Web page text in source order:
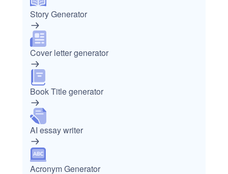
Story Generator
Cover letter generator
Book Title generator
AI essay writer
Acronym Generator